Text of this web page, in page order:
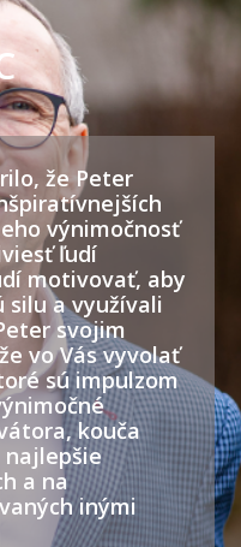
že Peter
výnimočnosť
ľudí
motivovať, aby
a využívali
svojim
vo Vás vyvolať
sú impulzom
kouča
a na
inými